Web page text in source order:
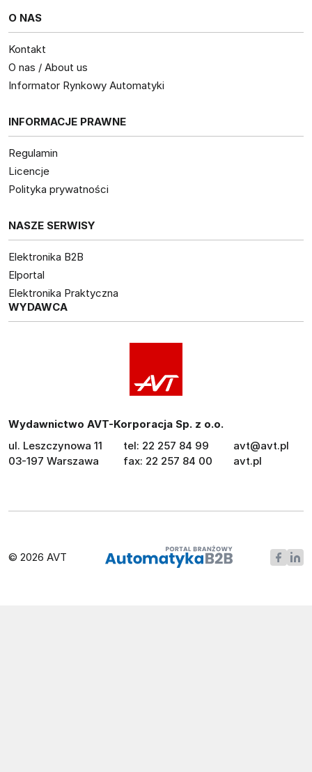
O NAS
Kontakt
O nas / About us
Informator Rynkowy Automatyki
INFORMACJE PRAWNE
Regulamin
Licencje
Polityka prywatności
NASZE SERWISY
Elektronika B2B
Elportal
Elektronika Praktyczna
WYDAWCA
Wydawnictwo AVT-Korporacja Sp. z o.o.
ul. Leszczynowa 11
03-197 Warszawa
tel: 22 257 84 99
fax: 22 257 84 00
avt@avt.pl
avt.pl
© 2026 AVT